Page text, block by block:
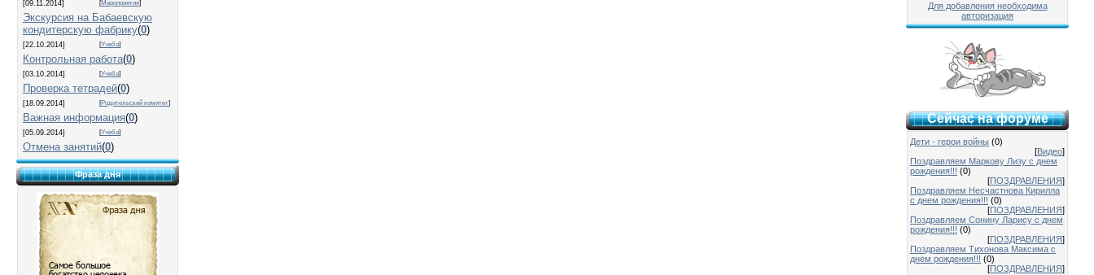
[09.11.2014] [Мероприятия]
Экскурсия на Бабаевскую
кондитерскую фабрику(0)
[22.10.2014] [Учеба]
Контрольная работа(0)
[03.10.2014] [Учеба]
Проверка тетрадей(0)
[18.09.2014] [Родительский комитет]
Важная информация(0)
[05.09.2014] [Учеба]
Отмена занятий(0)
Фраза дня
Для добавления необходима
авторизация
Сейчас на форуме
Дети - герои войны (0)
[Видео]
Поздравляем Маркову Лизу с днем
рождения!!! (0)
[ПОЗДРАВЛЕНИЯ]
Поздравляем Несчастнова Кирилла
с днем рождения!!! (0)
[ПОЗДРАВЛЕНИЯ]
Поздравляем Сонину Ларису с днем
рождения!!! (0)
[ПОЗДРАВЛЕНИЯ]
Поздравляем Тихонова Максима с
днем рождения!!! (0)
[ПОЗДРАВЛЕНИЯ]